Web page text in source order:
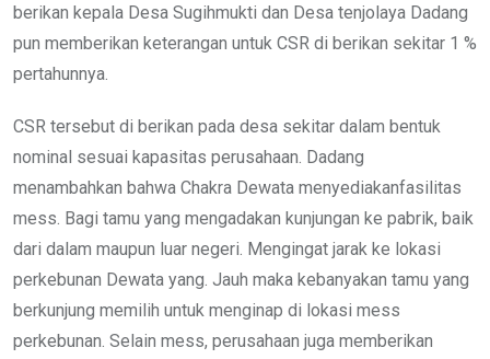
berikan kepala Desa Sugihmukti dan Desa tenjolaya Dadang
pun memberikan keterangan untuk CSR di berikan sekitar 1 %
pertahunnya.
CSR tersebut di berikan pada desa sekitar dalam bentuk
nominal sesuai kapasitas perusahaan. Dadang
menambahkan bahwa Chakra Dewata menyediakanfasilitas
mess. Bagi tamu yang mengadakan kunjungan ke pabrik, baik
dari dalam maupun luar negeri. Mengingat jarak ke lokasi
perkebunan Dewata yang. Jauh maka kebanyakan tamu yang
berkunjung memilih untuk menginap di lokasi mess
perkebunan. Selain mess, perusahaan juga memberikan